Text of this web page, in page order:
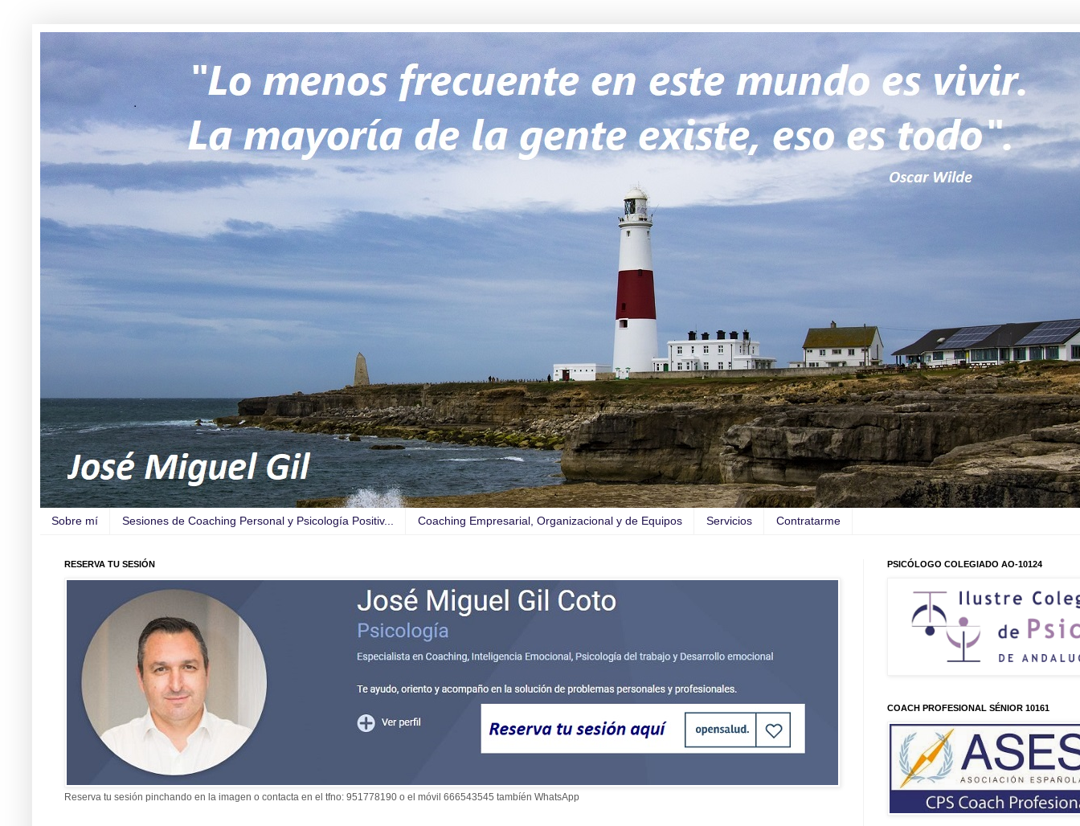
Sobre mí Sesiones de Coaching Personal y Psicología Positiv... Coaching Empresarial, Organizacional y de Equipos Servicios Contratarme
RESERVA TU SESIÓN
Reserva tu sesión pinchando en la imagen o contacta en el tfno: 951778190 o el móvil 666543545 tambíén WhatsApp
PSICÓLOGO COLEGIADO AO-10124
COACH PROFESIONAL SÉNIOR 10161